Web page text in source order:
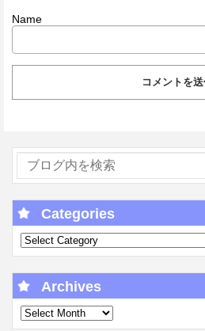
Name
Categories
Archives